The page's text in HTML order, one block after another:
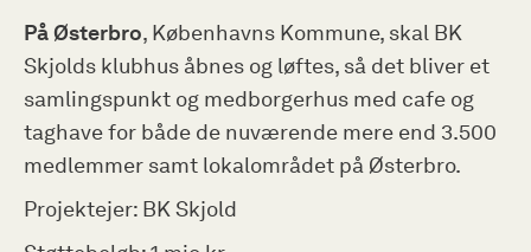
På Østerbro, Københavns Kommune, skal BK
Skjolds klubhus åbnes og løftes, så det bliver et
samlingspunkt og medborgerhus med cafe og
taghave for både de nuværende mere end 3.500
medlemmer samt lokalområdet på Østerbro.
Projektejer: BK Skjold